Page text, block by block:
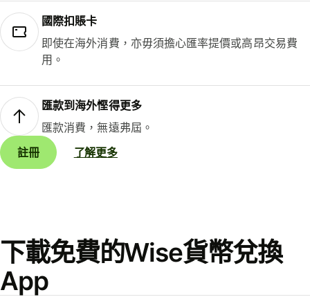
國際扣賬卡
即使在海外消費，亦毋須擔心匯率提價或高昂交易費
用。
匯款到海外慳得更多
匯款消費，無遠弗屆。
註冊
了解更多
下載免費的Wise貨幣兌換
App